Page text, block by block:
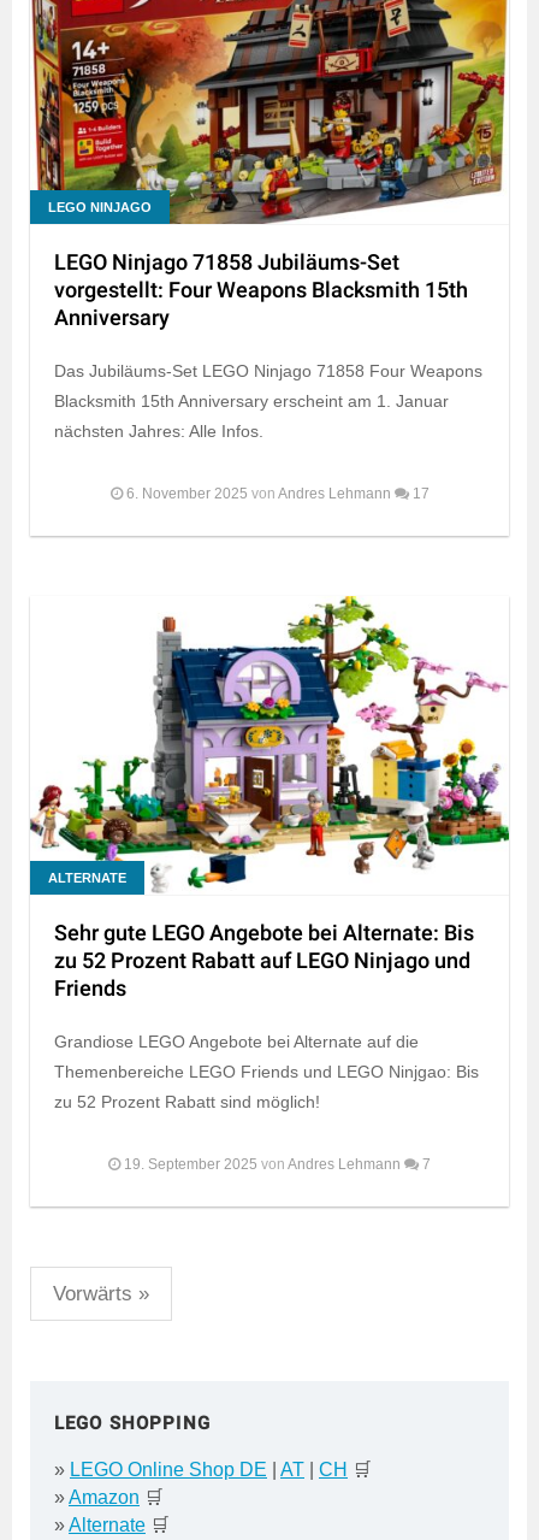
LEGO NINJAGO
LEGO Ninjago 71858 Jubiläums-Set
vorgestellt: Four Weapons Blacksmith 15th
Anniversary
Das Jubiläums-Set LEGO Ninjago 71858 Four Weapons
Blacksmith 15th Anniversary erscheint am 1. Januar
nächsten Jahres: Alle Infos.
6. November 2025 von Andres Lehmann 17
ALTERNATE
Sehr gute LEGO Angebote bei Alternate: Bis
zu 52 Prozent Rabatt auf LEGO Ninjago und
Friends
Grandiose LEGO Angebote bei Alternate auf die
Themenbereiche LEGO Friends und LEGO Ninjgao: Bis
zu 52 Prozent Rabatt sind möglich!
19. September 2025 von Andres Lehmann 7
Seitennummerierung
der
Vorwärts »
LEGO SHOPPING
» LEGO Online Shop DE AT CH 🛒
»Amazon 🛒
»Alternate 🛒